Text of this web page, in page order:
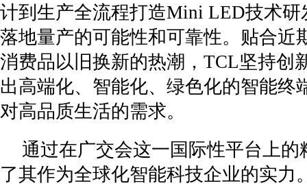
计到生产全流程打造Mini LED技术研
落地量产的可能性和可靠性。贴合近
消费品以旧换新的热潮，TCL坚持创
出高端化、智能化、绿色化的智能终
对高品质生活的需求。
通过在广交会这一国际性平台上
了其作为全球化智能科技企业的实力